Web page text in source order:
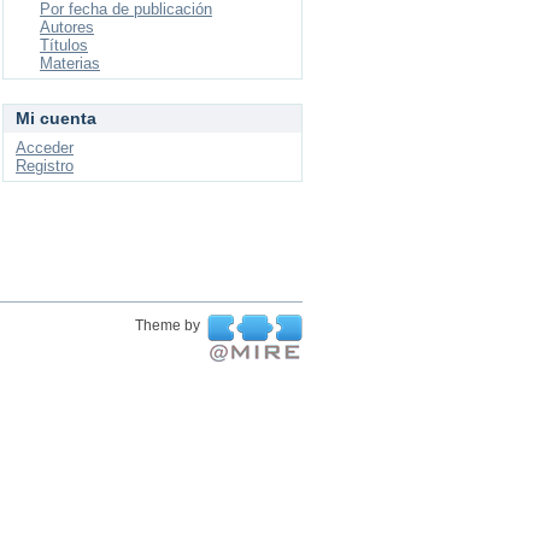
Por fecha de publicación
Autores
Títulos
Materias
Mi cuenta
Acceder
Registro
Theme by